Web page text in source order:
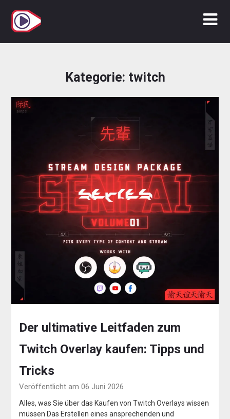
Inhalt
springen
Kategorie: twitch
Der ultimative Leitfaden zum
Twitch Overlay kaufen: Tipps und
Tricks
Veröffentlicht am 06 Juni 2026
Alles, was Sie über das Kaufen von Twitch Overlays wissen
müssen Das Erstellen eines ansprechenden und